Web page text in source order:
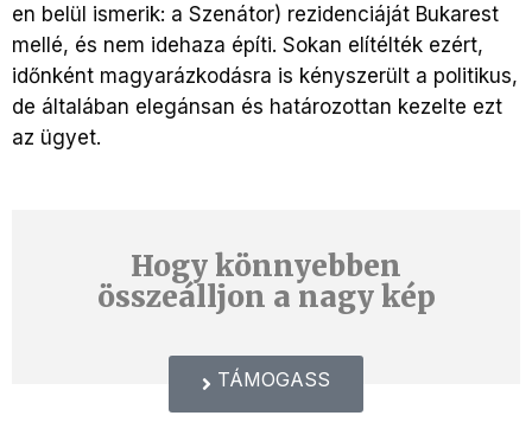
en belül ismerik: a Szenátor) rezidenciáját Bukarest
mellé, és nem idehaza építi. Sokan elítélték ezért,
időnként magyarázkodásra is kényszerült a politikus,
de általában elegánsan és határozottan kezelte ezt
az ügyet.
Hogy könnyebben
összeálljon a nagy kép
TÁMOGASS